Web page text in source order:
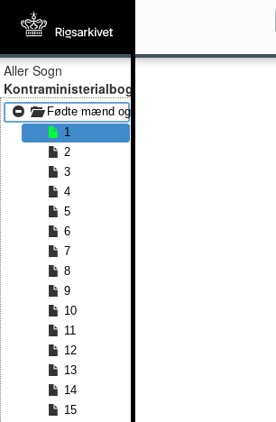
Aller Sogn
Kontraministerialbog
Fødte mænd og kvinder 1876 - Fødte
1
2
3
4
5
6
7
8
9
10
11
12
13
14
15